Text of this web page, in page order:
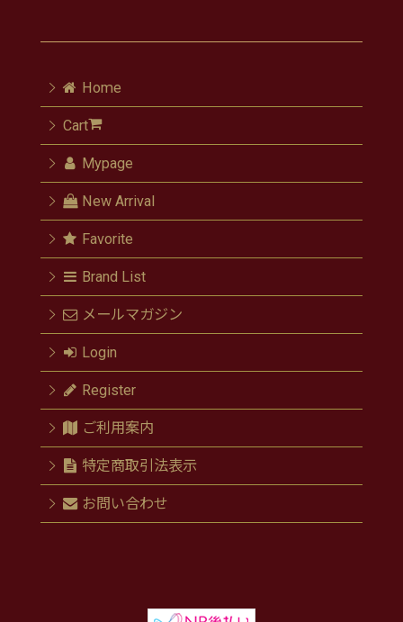
Home
Cart
Mypage
New Arrival
Favorite
Brand List
メールマガジン
Login
Register
ご利用案内
特定商取引法表示
お問い合わせ